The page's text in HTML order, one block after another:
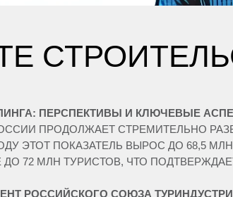
ПЕРСПЕКТИВЫ И КЛЮЧЕВЫЕ
ПРОДОЛЖАЕТ СТРЕМИТЕЛЬНО
ЭТОТ ПОКАЗАТЕЛЬ ВЫРОС ДО 68,5
72 МЛН ТУРИСТОВ, ЧТО
РОССИЙСКОГО СОЮЗА